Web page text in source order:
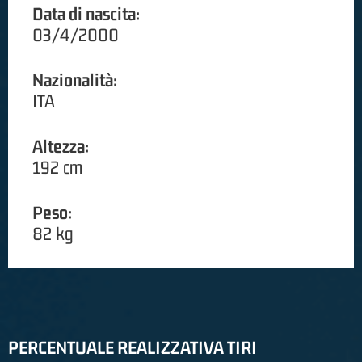
Data di nascita:
03/4/2000
Nazionalità:
ITA
Altezza:
192 cm
Peso:
82 kg
PERCENTUALE REALIZZATIVA TIRI